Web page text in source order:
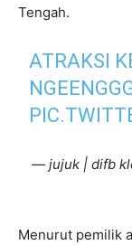
Tengah.
ATRAKSI
— jujuk | difb
Menurut pemilik